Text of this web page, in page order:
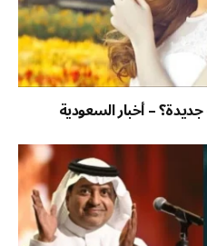
– أخبار السعودية